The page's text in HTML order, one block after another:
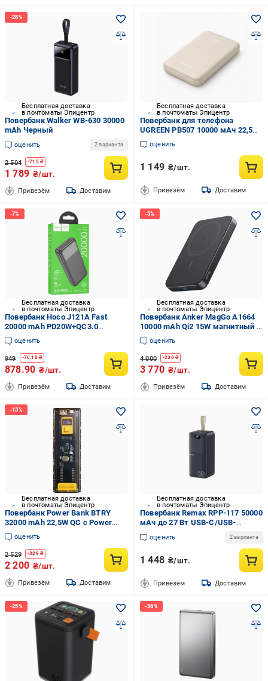
Бесплатная доставка
в почтоматы Эпицентр
Повербанк Walker WB-630 30000
mAh Черный
оценить 2 варианта
2 504 -715₴
1 789 ₴/шт.
Привезём Доставим
Бесплатная доставка
в почтоматы Эпицентр
Повербанк для телефона
UGREEN PB507 10000 мАч 22,5
Вт Бежевый (25684)
оценить
1 149 ₴/шт.
Привезём Доставим
Бесплатная доставка
в почтоматы Эпицентр
Повербанк Hoco J121A Fast
20000 mAh PD20W+QC3.0
Черный
оценить
949 -70.10₴
878.90 ₴/шт.
Привезём Доставим
Бесплатная доставка
в почтоматы Эпицентр
Повербанк Anker MagGo A1664
10000 mAh Qi2 15W магнитный с
USB-C PD для iPhone MagSafe и
Android Black (130585312)
оценить
4 000 -230₴
3 770 ₴/шт.
Привезём Доставим
Бесплатная доставка
в почтоматы Эпицентр
Повербанк Power Bank BTRY
32000 mAh 22,5W QC с Power
Delivery (33501112)
оценить
2 529 -329₴
2 200 ₴/шт.
Привезём Доставим
Бесплатная доставка
в почтоматы Эпицентр
Повербанк Remax RPP-117 50000
мАч до 27 Вт USB-C/USB-
A/Micro-USB PD+QC Черный
(epic2283)
оценить 2 варианта
1 448 ₴/шт.
Привезём Доставим